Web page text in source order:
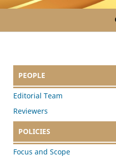
PEOPLE
Editorial Team
Reviewers
POLICIES
Focus and Scope